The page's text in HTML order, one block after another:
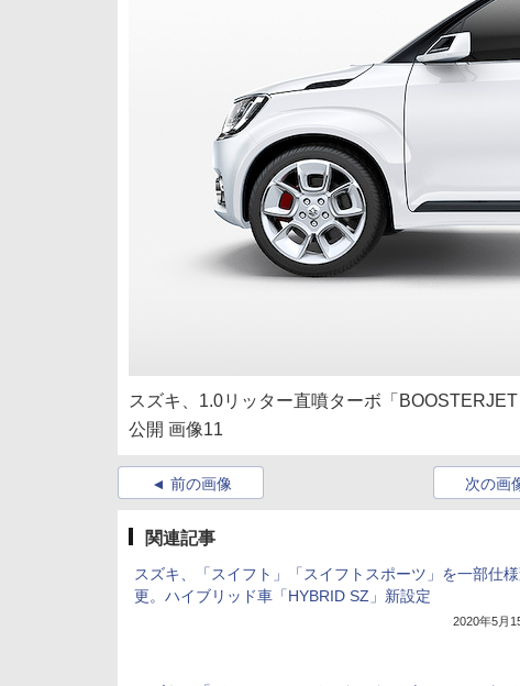
スズキ、1.0リッター直噴ターボ「
公開 画像11
前の画像 次の画
関連記事
スズキ、「スイフト」「スイフトスポーツ」を一部仕
更。ハイブリッド車「HYBRID SZ」新設定
2020年5月